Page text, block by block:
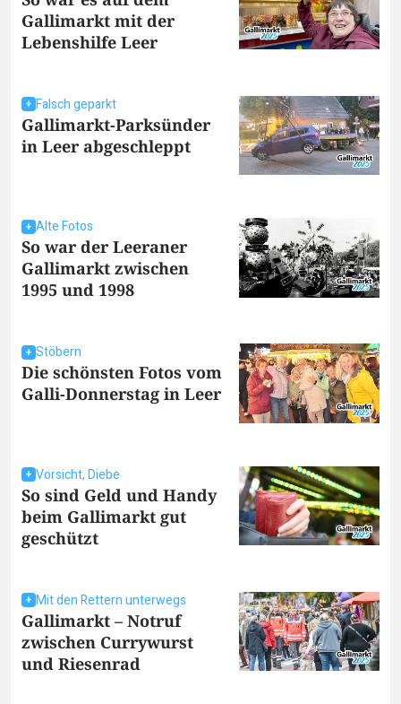
Gallimarkt mit der
Lebenshilfe Leer
Falsch geparkt
Gallimarkt-Parksünder
in Leer abgeschleppt
Alte Fotos
So war der Leeraner
Gallimarkt zwischen
1995 und 1998
Stöbern
Die schönsten Fotos vom
Galli-Donnerstag in Leer
Vorsicht, Diebe
So sind Geld und Handy
beim Gallimarkt gut
geschützt
Mit den Rettern unterwegs
Gallimarkt – Notruf
zwischen Currywurst
und Riesenrad